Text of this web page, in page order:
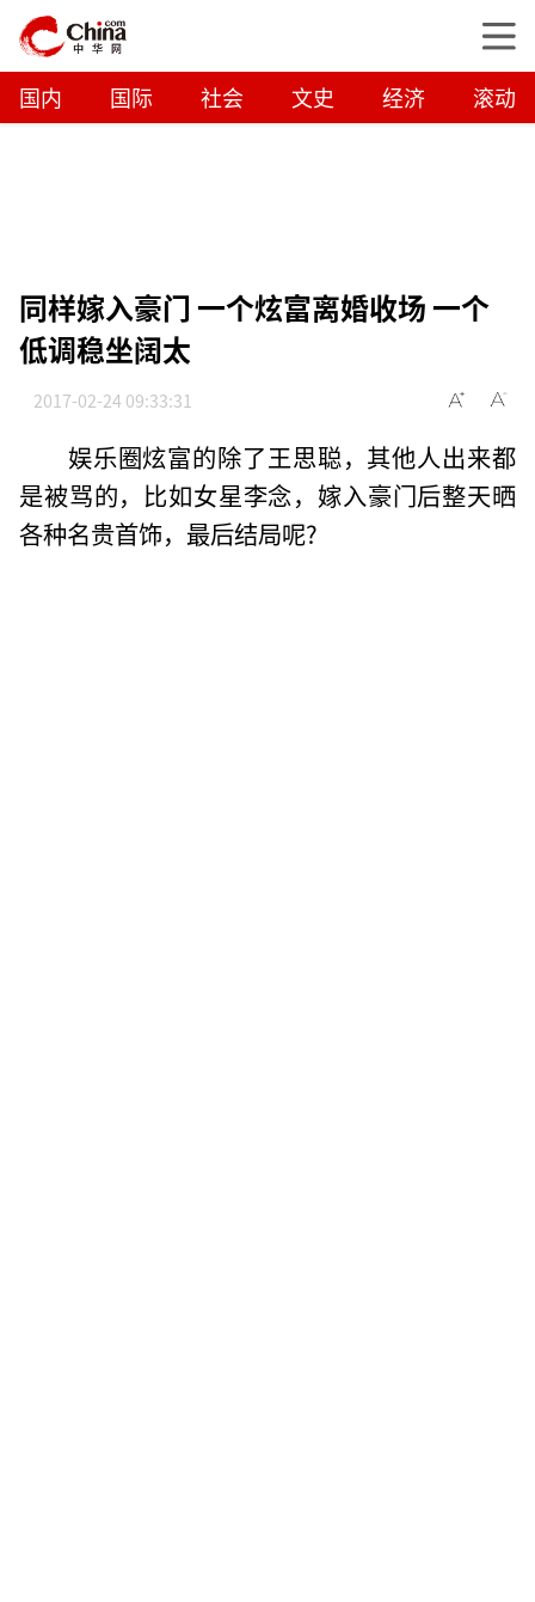
国内 国际 社会 文史 经济 滚动
同样嫁入豪门 一个炫富离婚收场 一个
低调稳坐阔太
2017-02-24 09:33:31
娱乐圈炫富的除了王思聪，其他人出来都
是被骂的，比如女星李念，嫁入豪门后整天晒
各种名贵首饰，最后结局呢?